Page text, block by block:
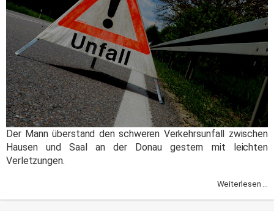
Der Mann überstand den schweren Verkehrsunfall zwischen
Hausen und Saal an der Donau gestern mit leichten
Verletzungen.
Weiterlesen ...